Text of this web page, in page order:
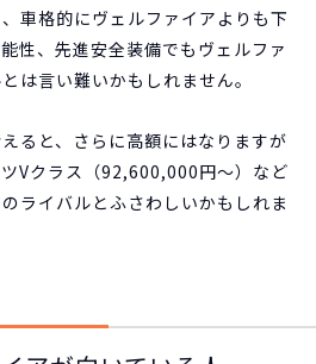
車格的にヴェルファイアよりも下
性、先進安全装備でもヴェルファ
は言い難いかもしれません。
ると、さらに高額にはなりますが
Vクラス（92,600,000円～）など
ライバルとふさわしいかもしれま